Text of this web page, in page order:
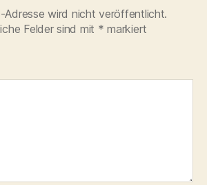
Adresse wird nicht veröffentlicht.
Felder sind mit * markiert